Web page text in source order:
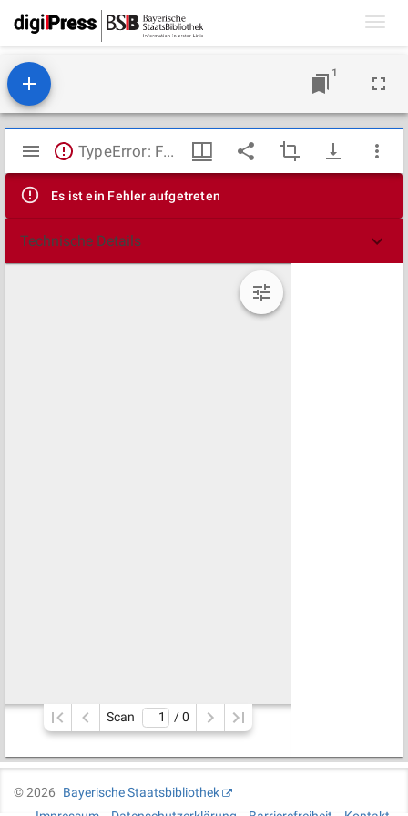
1
Mirador
Viewer
TypeError: Failed to fetch
Es ist ein Fehler aufgetreten
Technische Details
Scan / 0
©2026
Bayerische Staatsbibliothek